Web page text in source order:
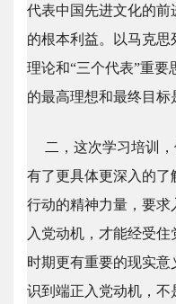
代表中国先进文化的前
的根本利益。以马克
理论和“三个代表”重
的最高理想和最终目标
二，这次学习培训
有了更具体更深入的了
行动的精神力量，要求
入党动机，才能经受
时期更有重要的现实
识到端正入党动机，不